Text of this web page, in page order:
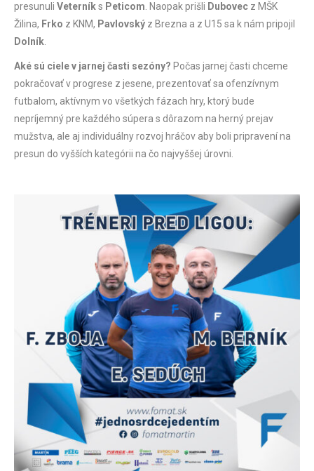
presunuli Veterníks Peticom . Naopak prišli Dubovec z MŠK
Žilina, Frko z KNM, Pavlovský z Brezna a z U15 sa k nám pripojil
Dolník
Aké sú ciele v jarnej časti sezóny? Počas jarnej časti chceme
pokračovať v progrese z jesene, prezentovať sa ofenzívnym
futbalom, aktívnym vo všetkých fázach hry, ktorý bude
nepríjemný pre každého súpera s dôrazom na herný prejav
mužstva, ale aj individuálny rozvoj hráčov aby boli pripravení na
presun do vyšších kategórii na čo najvyššej úrovni.